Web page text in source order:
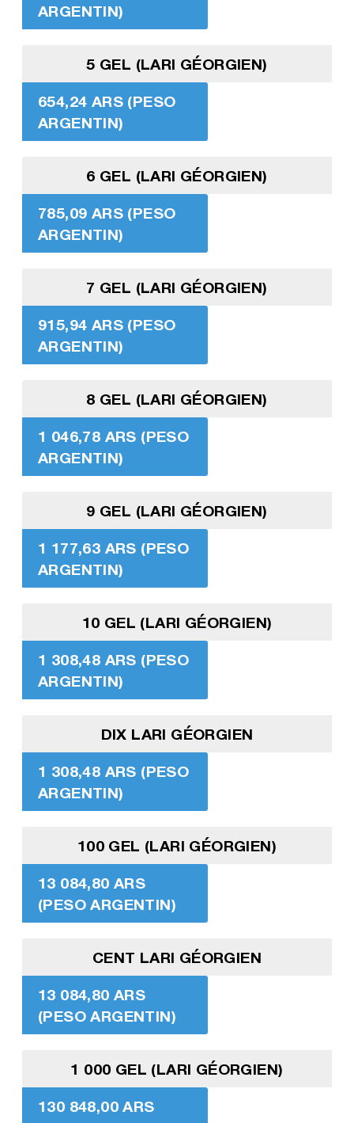
ARGENTIN)
5 GEL (LARI GÉORGIEN)
654,24 ARS (PESO
ARGENTIN)
6 GEL (LARI GÉORGIEN)
785,09 ARS (PESO
ARGENTIN)
7 GEL (LARI GÉORGIEN)
915,94 ARS (PESO
ARGENTIN)
8 GEL (LARI GÉORGIEN)
1 046,78 ARS (PESO
ARGENTIN)
9 GEL (LARI GÉORGIEN)
1 177,63 ARS (PESO
ARGENTIN)
10 GEL (LARI GÉORGIEN)
1 308,48 ARS (PESO
ARGENTIN)
DIX LARI GÉORGIEN
1 308,48 ARS (PESO
ARGENTIN)
100 GEL (LARI GÉORGIEN)
13 084,80 ARS
(PESO ARGENTIN)
CENT LARI GÉORGIEN
13 084,80 ARS
(PESO ARGENTIN)
1 000 GEL (LARI GÉORGIEN)
130 848,00 ARS